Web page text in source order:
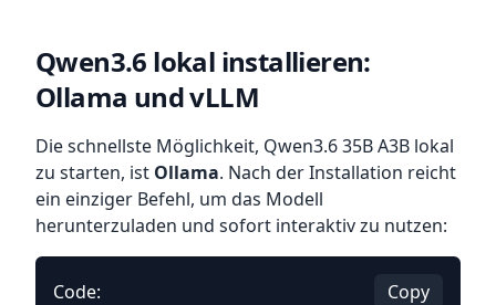
Qwen3.6 lokal installieren:
Ollama und vLLM
Die schnellste Möglichkeit, Qwen3.6 35B A3B lokal
zu starten, ist Ollama. Nach der Installation reicht
ein einziger Befehl, um das Modell
herunterzuladen und sofort interaktiv zu nutzen:
Code: Copy